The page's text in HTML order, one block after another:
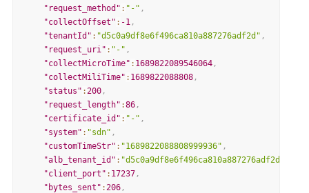
"request_method" : "-" ,
"collectOffset" : -1 ,
"tenantId" : "d5c0a9df8e6f496ca810a887276adf2d" ,
"request_uri" : "-" ,
"collectMicroTime" : 1689822089546064 ,
"collectMiliTime" : 1689822088808 ,
"status" :200 ,
"request_length" :86 ,
"certificate_id" : "-" ,
"system" : "sdn" ,
"customTimeStr" : "1689822088808999936" ,
"alb_tenant_id" : "d5c0a9df8e6f496ca810a887276adf2d"
"client_port" : 17237 ,
"bytes_sent" :206 ,